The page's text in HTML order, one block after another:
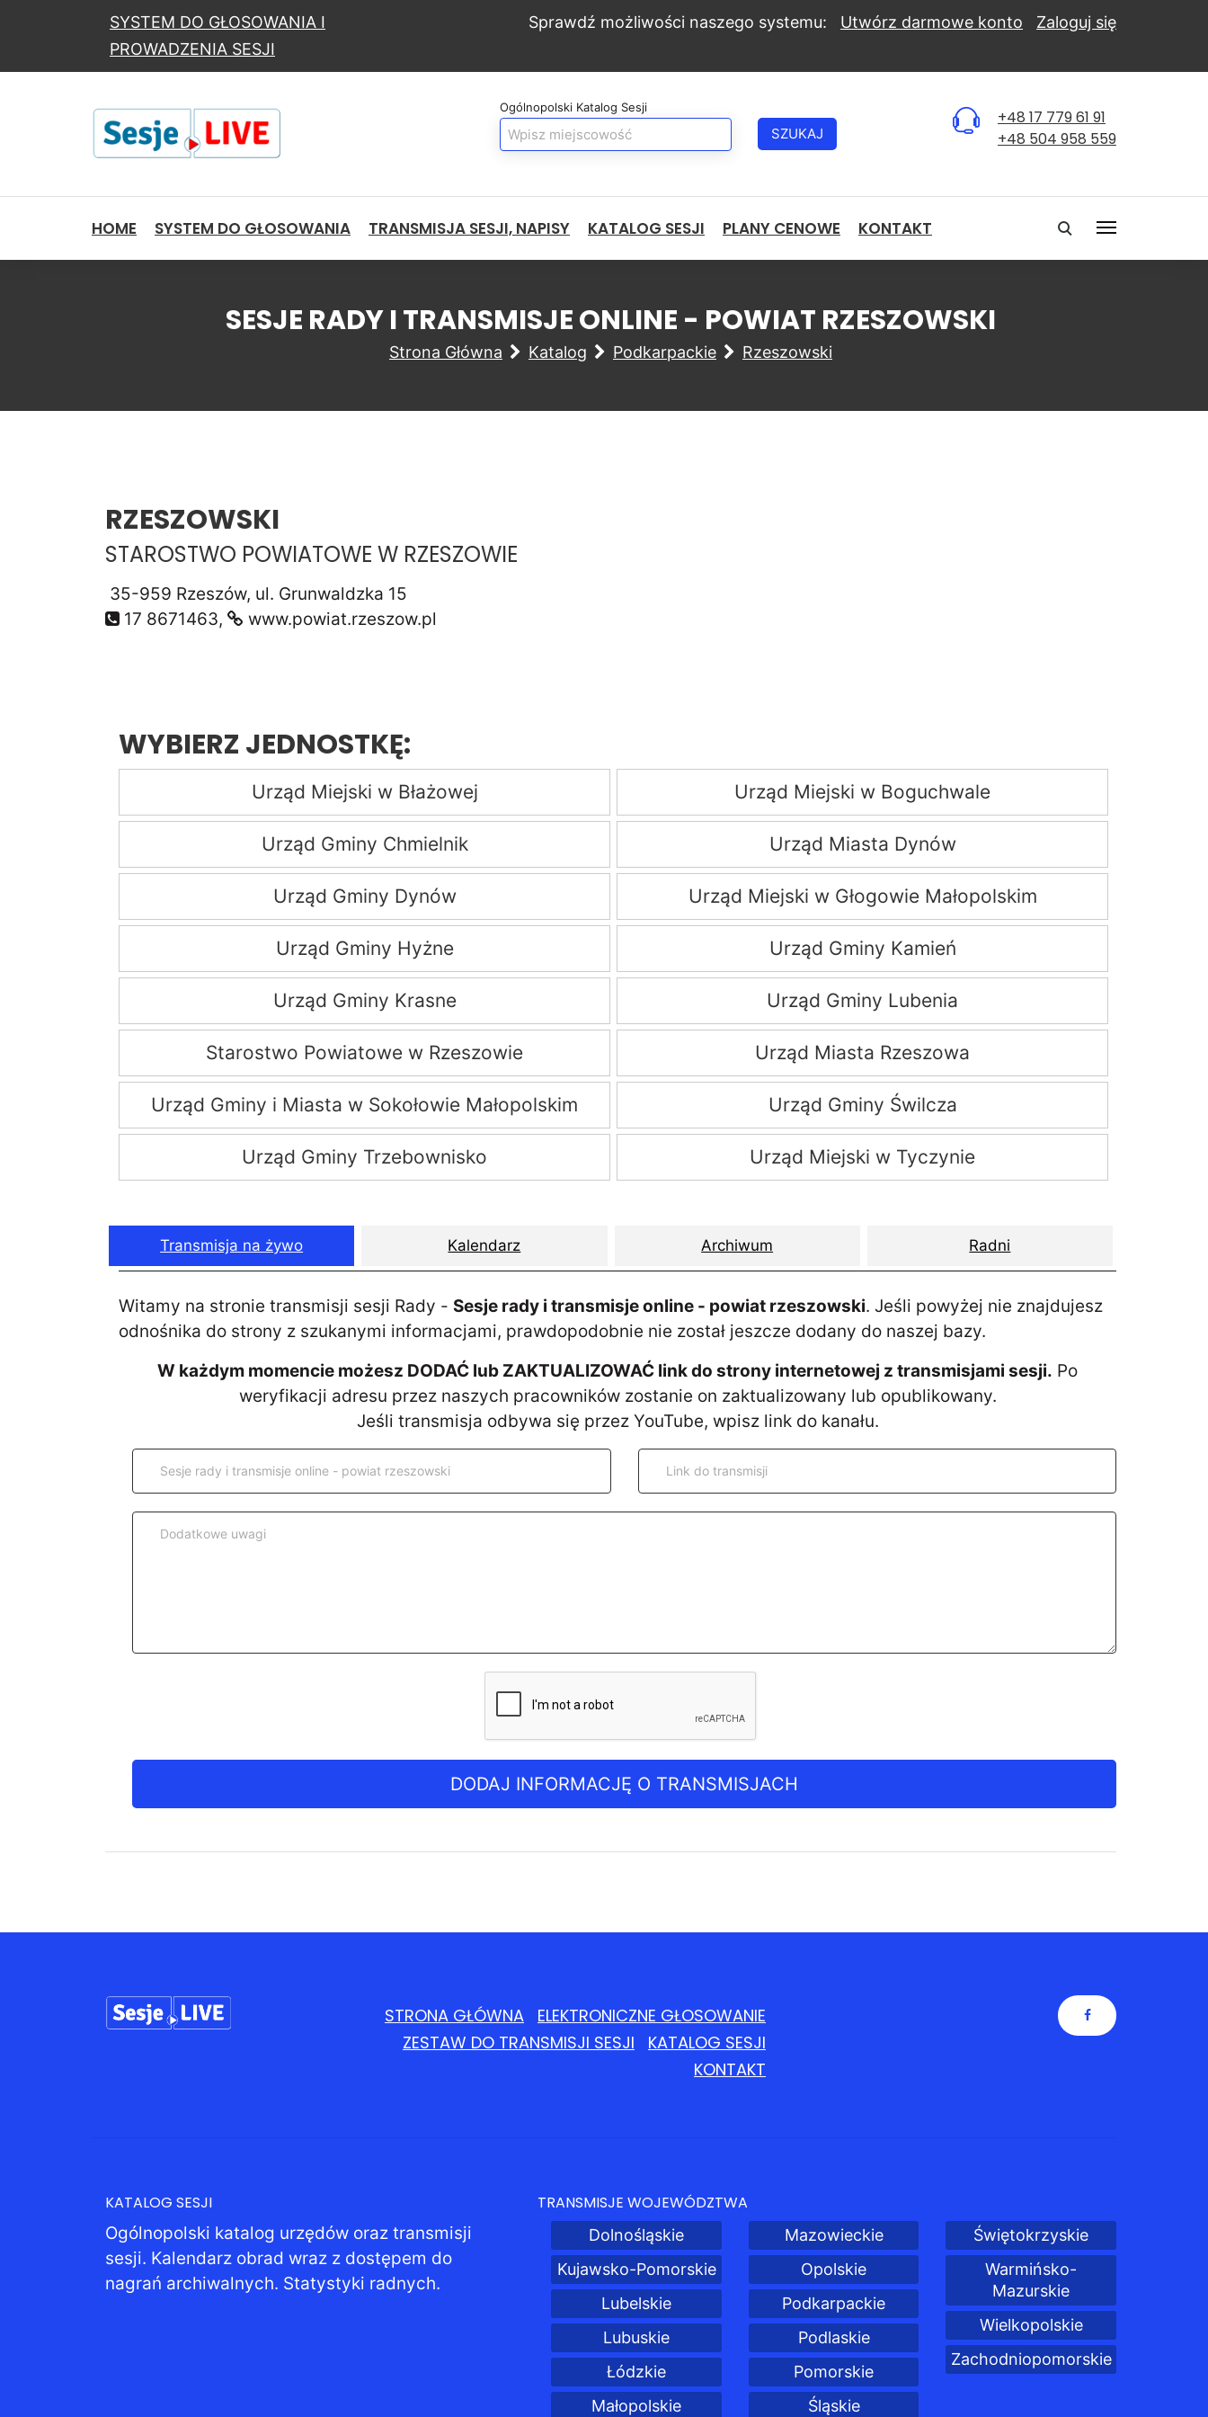
SYSTEM DO GŁOSOWANIA I
PROWADZENIA SESJI
Sprawdź możliwości naszego systemu: Utwórz darmowe konto Zaloguj się
Ogólnopolski Katalog Sesji
SZUKAJ
+48 17 779 61 91
+48 504 958 559
HOME SYSTEM DO GŁOSOWANIA TRANSMISJA SESJI, NAPISY KATALOG SESJI PLANY CENOWE KONTAKT
SESJE RADY I TRANSMISJE ONLINE - POWIAT RZESZOWSKI
Strona Główna Katalog Podkarpackie Rzeszowski
RZESZOWSKI
STAROSTWO POWIATOWE W RZESZOWIE
35-959 Rzeszów, ul. Grunwaldzka 15
17 8671463,
www.powiat.rzeszow.pl
WYBIERZ JEDNOSTKĘ:
Urząd Miejski w Błażowej Urząd Miejski w Boguchwale
Urząd Gminy Chmielnik Urząd Miasta Dynów
Urząd Gminy Dynów Urząd Miejski w Głogowie Małopolskim
Urząd Gminy Hyżne Urząd Gminy Kamień
Urząd Gminy Krasne Urząd Gminy Lubenia
Starostwo Powiatowe w Rzeszowie Urząd Miasta Rzeszowa
Urząd Gminy i Miasta w Sokołowie Małopolskim Urząd Gminy Świlcza
Urząd Gminy Trzebownisko Urząd Miejski w Tyczynie
Transmisja na żywo Kalendarz Archiwum Radni
Witamy na stronie transmisji sesji Rady - Sesje rady i transmisje online - powiat rzeszowski. Jeśli powyżej nie znajdujesz
odnośnika do strony z szukanymi informacjami, prawdopodobnie nie został jeszcze dodany do naszej bazy.
W każdym momencie możesz DODAĆ lub ZAKTUALIZOWAĆ link do strony internetowej z transmisjami sesji. Po
weryfikacji adresu przez naszych pracowników zostanie on zaktualizowany lub opublikowany.
Jeśli transmisja odbywa się przez YouTube, wpisz link do kanału.
DODAJ INFORMACJĘ O TRANSMISJACH
STRONA GŁÓWNA
ELEKTRONICZNE GŁOSOWANIE
ZESTAW DO TRANSMISJI SESJI
KATALOG SESJI
KONTAKT
KATALOG SESJI
Ogólnopolski katalog urzędów oraz transmisji
sesji. Kalendarz obrad wraz z dostępem do
nagrań archiwalnych. Statystyki radnych.
TRANSMISJE WOJEWÓDZTWA
Dolnośląskie
Kujawsko-Pomorskie
Lubelskie
Lubuskie
Łódzkie
Małopolskie
Mazowieckie
Opolskie
Podkarpackie
Podlaskie
Pomorskie
Śląskie
Świętokrzyskie
Warmińsko-
Mazurskie
Wielkopolskie
Zachodniopomorskie